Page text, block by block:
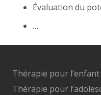
Évaluation du
…
Thérapie pour l’enfant
Thérapie pour